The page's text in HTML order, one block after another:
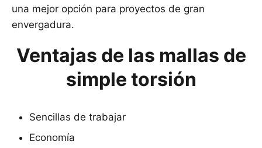
una mejor opción para proyectos de gran
envergadura.
Ventajas de las mallas de
simple torsión
Sencillas de trabajar
Economía